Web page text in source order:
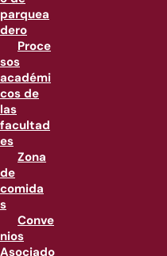
parquea
dero
Proce
sos
académi
cos de
las
facultad
es
Zona
de
comida
s
Conve
nios
Asociado